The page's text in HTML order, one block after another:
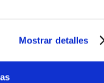
Mostrar detalles
conjuntos